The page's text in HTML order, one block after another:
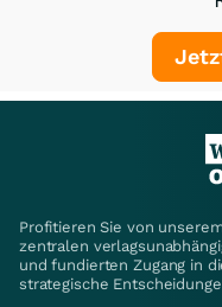
Profitieren Sie von
zentralen
und fundierten Zugang in
strategische